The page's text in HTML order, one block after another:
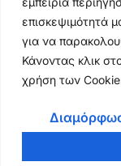
επισκεψιμότητά
για να
Κάνοντας κλικ
χρήση των